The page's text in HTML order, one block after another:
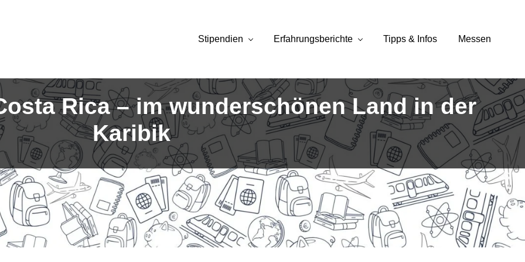
Stipendien Erfahrungsberichte Tipps & Infos Messen
Rica – im wunderschönen Land in der
Karibik